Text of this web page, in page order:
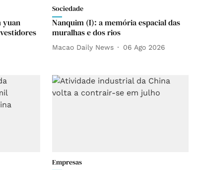
yuan
Sociedade
Nanquim (I): a memória espacial das
muralhas e dos rios
Macao Daily News 06 Ago 2026
Empresas